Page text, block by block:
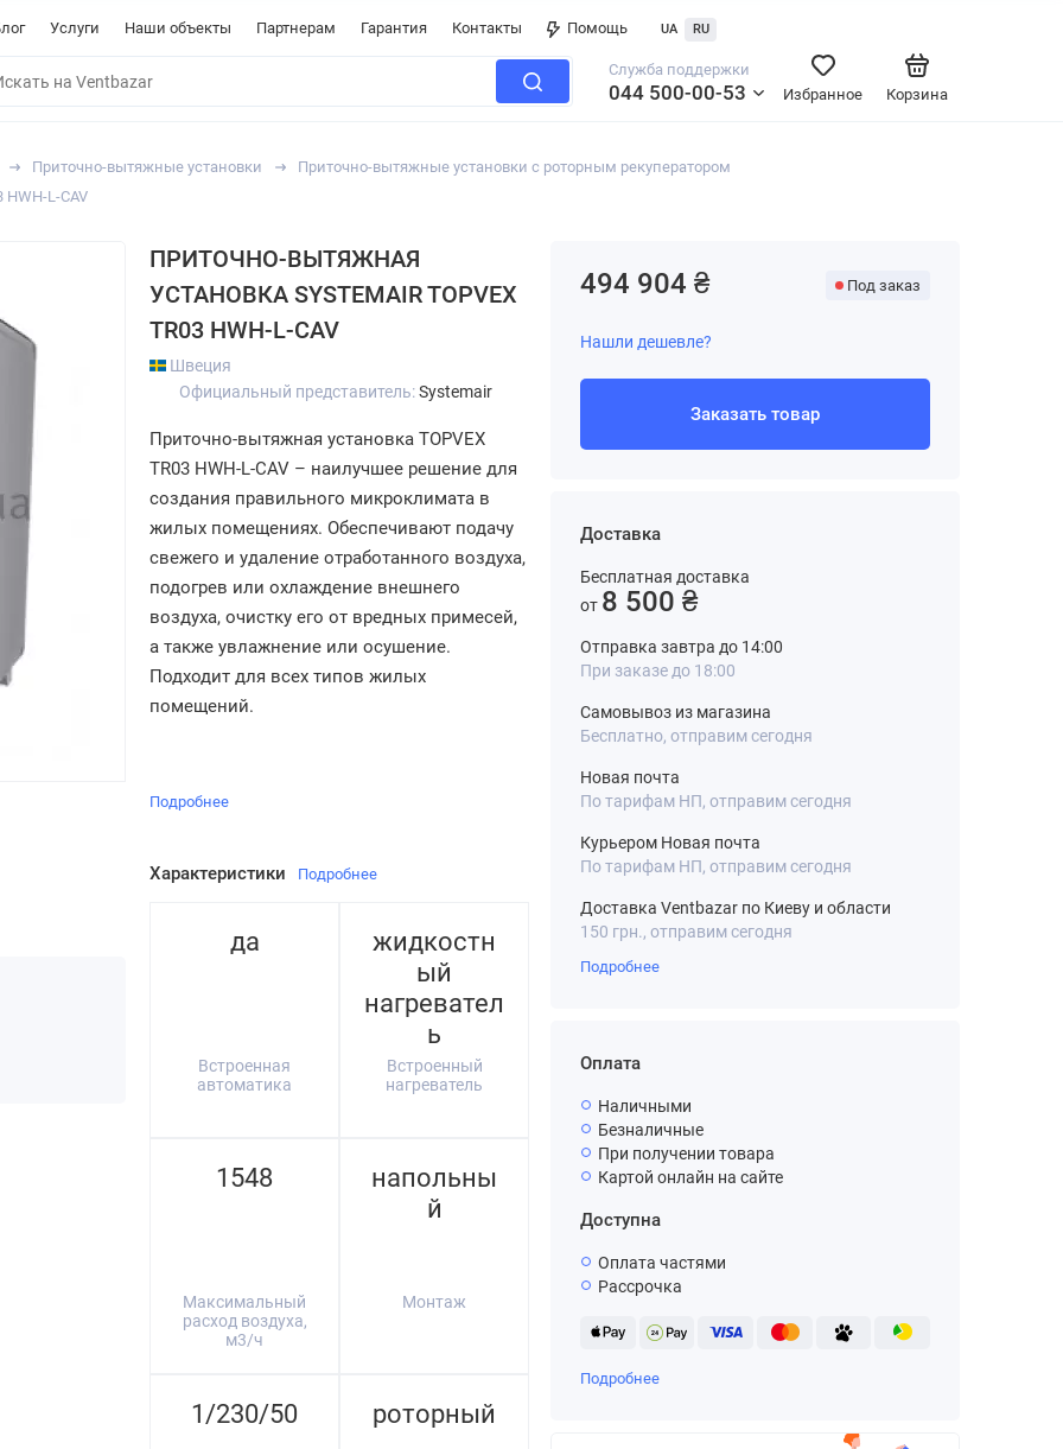
Услуги Наши объекты Партнерам Гарантия Контакты Помощь UA RU
Служба поддержки
044 500-00-53 Корзина
Избранное
Приточно-вытяжные установки
Приточно-вытяжные установки с роторным рекуператором
L-CAV
ПРИТОЧНО-ВЫТЯЖНАЯ
УСТАНОВКА SYSTEMAIR TOPVEX
TR03 HWH-L-CAV
Швеция
Официальный представитель:Systemair
Приточно-вытяжная установка TOPVEX
TR03 HWH-L-CAV – наилучшее решение для
создания правильного микроклимата в
жилых помещениях. Обеспечивают подачу
свежего и удаление отработанного воздуха,
подогрев или охлаждение внешнего
воздуха, очистку его от вредных примесей,
а также увлажнение или осушение.
Подходит для всех типов жилых
помещений.
Подробнее
Характеристики Подробнее
да
Встроенная
автоматика
жидкостн
ый
нагревател
ь
Встроенный
нагреватель
1548
Максимальный
расход воздуха,
м3/ч
напольны
й
Монтаж
1/230/50 роторный
494 904 ₴ Под заказ
Нашли дешевле?
Заказать товар
Доставка
Бесплатная доставка
от 8 500 ₴
Отправка завтра до 14:00
При заказе до 18:00
Самовывоз из магазина
Бесплатно, отправим сегодня
Новая почта
По тарифам НП, отправим сегодня
Курьером Новая почта
По тарифам НП, отправим сегодня
Доставка Ventbazar по Киеву и области
150 грн., отправим сегодня
Подробнее
Оплата
Наличными
Безналичные
При получении товара
Картой онлайн на сайте
Доступна
Оплата частями
Рассрочка
Подробнее